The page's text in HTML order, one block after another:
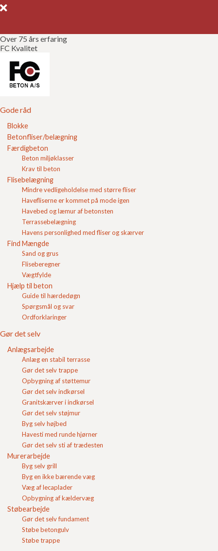
Over 75 års erfaring
FC Kvalitet
Gode råd
Blokke
Betonfliser/belægning
Færdigbeton
Beton miljøklasser
Krav til beton
Flisebelægning
Mindre vedligeholdelse med større fliser
Havefliserne er kommet på mode igen
Havebed og læmur af betonsten
Terrassebelægning
Havens personlighed med fliser og skærver
Find Mængde
Sand og grus
Fliseberegner
Vægtfylde
Hjælp til beton
Guide til hærdedøgn
Spørgsmål og svar
Ordforklaringer
Gør det selv
Anlægsarbejde
Anlæg en stabil terrasse
Gør det selv trappe
Opbygning af støttemur
Gør det selv indkørsel
Granitskærver i indkørsel
Gør det selv støjmur
Byg selv højbed
Havesti med runde hjørner
Gør det selv sti af trædesten
Murerarbejde
Byg selv grill
Byg en ikke bærende væg
Væg af lecaplader
Opbygning af kældervæg
Støbearbejde
Gør det selv fundament
Støbe betongulv
Støbe trappe
Gode råd
Gør det selv
Kvalitetssikring
Brochurer
Referencer
Om FC
Kontakt
Login
Indkøbskurv
Hvilken type sand bruges til
afretningslag?
Afretningslaget er det lag som er lige under
havefliserne eller belægningsstenene. Afretningslaget
har til formål at kunne blive trukket jævnt og plant. Der
benyttes vasket sand til anlæg af afretningslaget. Du
kan finde vasket sand i både bigbags og poser på siden
medafretningsgrus
afretningslaget bliver dette også kaldet for læggesand.
Under afretningslaget findes bærelaget som opbygges
afstabilgrus
Hos FC Beton kan du købe både stabilgrus, vasket
sand og fugesand i
bestille grus og sand i bigbags bliver det muligt at
transportere gruset og sandet på samme lastbil som
transporterer dine nye
Bestiller du både grus, sand,
transporten.
Indkøbskurv
Gode råd
Blokke
Betonfliser/belægning
Færdigbeton
Flisebelægning
Find Mængde
Hjælp til beton
Guide til hærdedøgn
Spørgsmål og svar
Levering
Mængder
Opbygning
Forskelle og ligheder
Produkter